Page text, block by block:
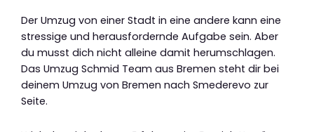
Der Umzug von einer Stadt in eine andere kann eine
stressige und herausfordernde Aufgabe sein. Aber
du musst dich nicht alleine damit herumschlagen.
Das Umzug Schmid Team aus Bremen steht dir bei
deinem Umzug von Bremen nach Smederevo zur
Seite.